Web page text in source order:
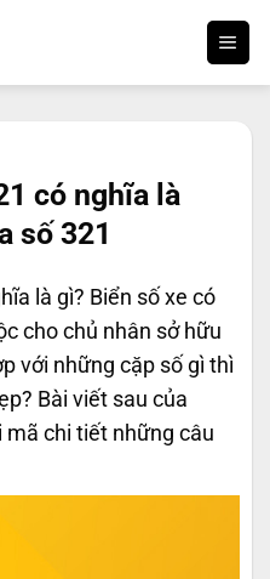
có nghĩa là
số 321
là gì? Biển số xe có
cho chủ nhân sở hữu
với những cặp số gì thì
Bài viết sau của
mã chi tiết những câu